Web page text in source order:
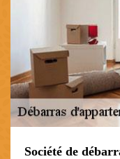
Société de